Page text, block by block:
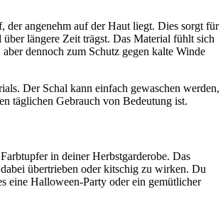
der angenehm auf der Haut liegt. Dies sorgt für
längere Zeit trägst. Das Material fühlt sich
dennoch zum Schutz gegen kalte Winde
Der Schal kann einfach gewaschen werden,
täglichen Gebrauch von Bedeutung ist.
in deiner Herbstgarderobe. Das
übertrieben oder kitschig zu wirken. Du
eine Halloween-Party oder ein gemütlicher